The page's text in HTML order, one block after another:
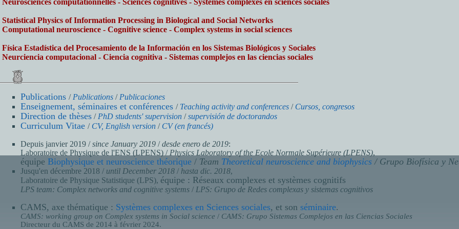
Statistical Physics of Information Processing in Biological and Social Networks
Computational neuroscience - Cognitive science - Complex systems in social sciences
Física Estadística del Procesamiento de la Información en los Sistemas Biológicos y Sociales
Neurciencia computacional - Ciencia cognitiva - Sistemas complejos en las ciencias sociales
Publications / Publications / Publicaciones
Enseignement, séminaires et conférences / Teaching activity and conferences / Cursos, congresos
Direction de thèses / PhD students' supervision /supervisión de doctorandos
Curriculum Vitae / CV, English version / CV (en francés)
Depuis janvier 2019 /since January 2019 /desde enero de 2019:
Laboratoire de Physique de l'ENS (LPENS) / Physics Laboratory of the Ecole Normale Supérieure (LPENS),
équipe Biophysique et neuroscience théorique / Team Theoretical neuroscience and biophysics / Grupo Biofísica y
Jusqu'en décembre 2018 / until December 2018 / hasta dic. 2018,
Laboratoire de Physique Statistique (LPS), équipe : Réseaux complexes et systèmes cognitifs
LPS team: Complex networks and cognitive systems / LPS: Grupo de Redes complexas y sistemas cognitivos
CAMS, axe thématique : Systèmes complexes en Sciences sociales, et son séminaire.
CAMS: working group on Complex systems in Social science / CAMS: Grupo Sistemas Complejos en las Ciencias Sociales
Directeur du CAMS de 2014 à février 2024.